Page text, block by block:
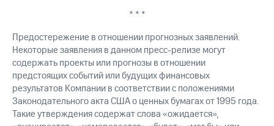
* * *
Предостережение в отношении прогнозных заявлений.
Некоторые заявления в данном пресс-релизе могут
содержать проекты или прогнозы в отношении
предстоящих событий или будущих финансовых
результатов Компании в соответствии с положениями
Законодательного акта США о ценных бумагах от 1995 года.
Такие утверждения содержат слова «ожидается»,